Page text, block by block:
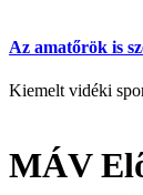
Az amatőrök is
Kiemelt vidéki
MÁV